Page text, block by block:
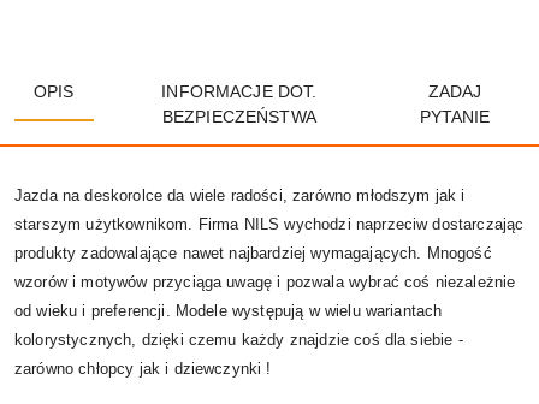
OPIS
INFORMACJE DOT.
BEZPIECZEŃSTWA
ZADAJ
PYTANIE
Jazda na deskorolce da wiele radości, zarówno młodszym jak i
starszym użytkownikom. Firma NILS wychodzi naprzeciw dostarczając
produkty zadowalające nawet najbardziej wymagających. Mnogość
wzorów i motywów przyciąga uwagę i pozwala wybrać coś niezależnie
od wieku i preferencji. Modele występują w wielu wariantach
kolorystycznych, dzięki czemu każdy znajdzie coś dla siebie -
zarówno chłopcy jak i dziewczynki !